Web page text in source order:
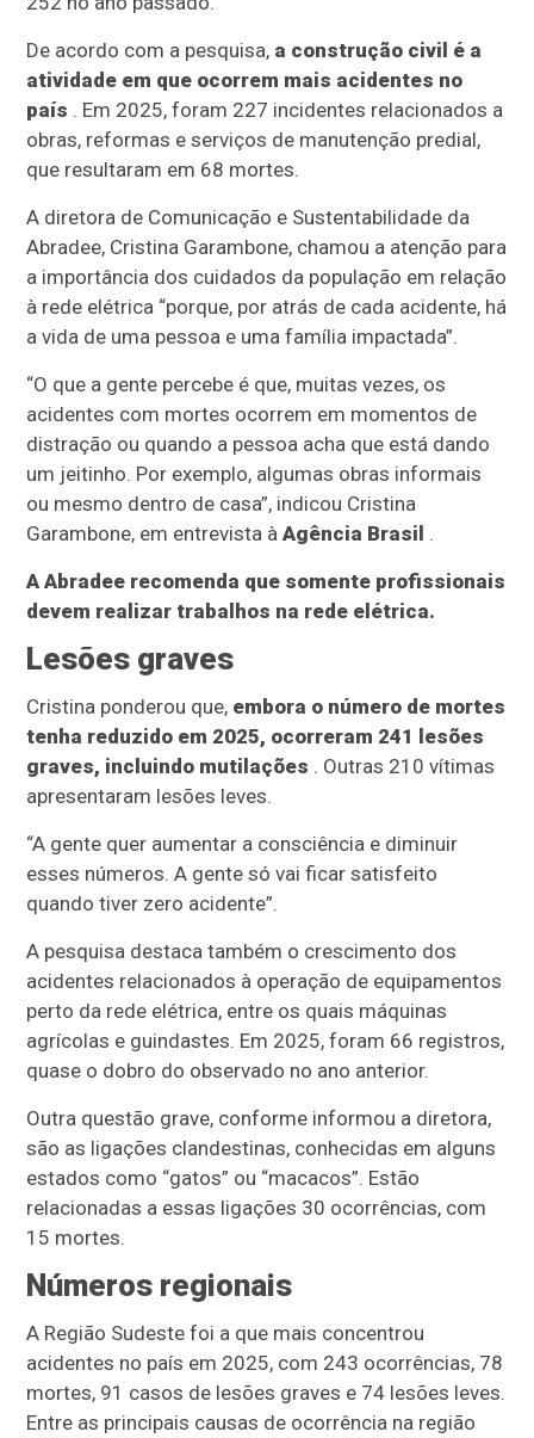
De acordo com a pesquisa, a construção civil é a
atividade em que ocorrem mais acidentes no
país . Em 2025, foram 227 incidentes relacionados a
obras, reformas e serviços de manutenção predial,
que resultaram em 68 mortes.
A diretora de Comunicação e Sustentabilidade da
Abradee, Cristina Garambone, chamou a atenção para
a importância dos cuidados da população em relação
à rede elétrica “porque, por atrás de cada acidente, há
a vida de uma pessoa e uma família impactada”.
“O que a gente percebe é que, muitas vezes, os
acidentes com mortes ocorrem em momentos de
distração ou quando a pessoa acha que está dando
um jeitinho. Por exemplo, algumas obras informais
ou mesmo dentro de casa”, indicou Cristina
Garambone, em entrevista àAgência Brasil .
A Abradee recomenda que somente profissionais
devem realizar trabalhos na rede elétrica.
Lesões graves
Cristina ponderou que, embora o número de mortes
tenha reduzido em 2025, ocorreram 241 lesões
graves, incluindo mutilações . Outras 210 vítimas
apresentaram lesões leves.
“A gente quer aumentar a consciência e diminuir
esses números. A gente só vai ficar satisfeito
quando tiver zero acidente”.
A pesquisa destaca também o crescimento dos
acidentes relacionados à operação de equipamentos
perto da rede elétrica, entre os quais máquinas
agrícolas e guindastes. Em 2025, foram 66 registros,
quase o dobro do observado no ano anterior.
Outra questão grave, conforme informou a diretora,
são as ligações clandestinas, conhecidas em alguns
estados como “gatos” ou “macacos”. Estão
relacionadas a essas ligações 30 ocorrências, com
15 mortes.
Números regionais
A Região Sudeste foi a que mais concentrou
acidentes no país em 2025, com 243 ocorrências, 78
mortes, 91 casos de lesões graves e 74 lesões leves.
Entre as principais causas de ocorrência na região